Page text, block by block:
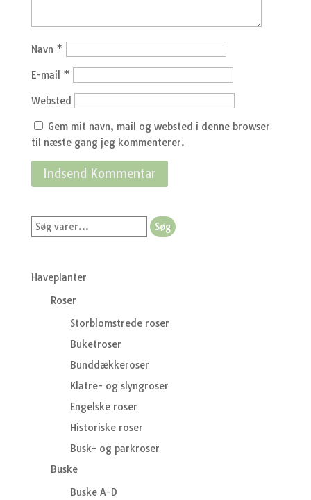
Navn *
E-mail *
Websted
Gem mit navn, mail og websted i denne browser
til næste gang jeg kommenterer.
Søg
efter:
Søg
Haveplanter
Roser
Storblomstrede roser
Buketroser
Bunddækkeroser
Klatre- og slyngroser
Engelske roser
Historiske roser
Busk- og parkroser
Buske
Buske A-D